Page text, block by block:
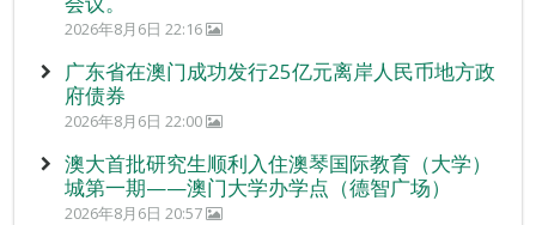
2026年8月6日 22:16
广东省在澳门成功发行25亿元离岸人民币地方政
府债券
2026年8月6日 22:00
澳大首批研究生顺利入住澳琴国际教育（大学）
城第一期——澳门大学办学点（德智广场）
2026年8月6日 20:57